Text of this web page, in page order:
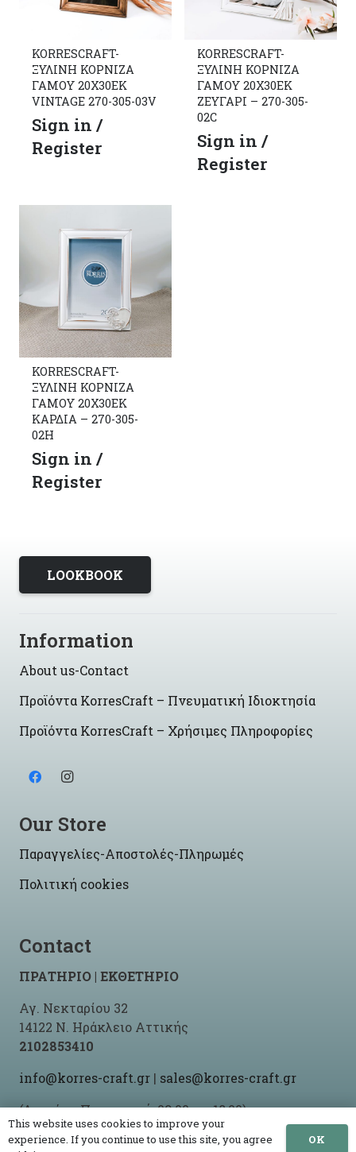
KORRESCRAFT-
ΞΥΛΙΝΗ ΚΟΡΝΙΖΑ
ΓΑΜΟΥ 20Χ30ΕΚ
VINTAGE 270-305-03V
Sign in /
Register
KORRESCRAFT-
ΞΥΛΙΝΗ ΚΟΡΝΙΖΑ
ΓΑΜΟΥ 20Χ30ΕΚ
ΖΕΥΓΑΡΙ – 270-305-
02C
Sign in /
Register
KORRESCRAFT-
ΞΥΛΙΝΗ ΚΟΡΝΙΖΑ
ΓΑΜΟΥ 20Χ30ΕΚ
ΚΑΡΔΙΑ – 270-305-
02H
Sign in /
Register
LOOKBOOK
Information
About us-Contact
Προϊόντα KorresCraft – Πνευματική Ιδιοκτησία
Προϊόντα KorresCraft – Χρήσιμες Πληροφορίες
Our Store
Παραγγελίες-Αποστολές-Πληρωμές
Πολιτική cookies
Contact
ΠΡΑΤΗΡΙΟ | ΕΚΘΕΤΗΡΙΟ
Αγ. Νεκταρίου 32
14122 Ν. Ηράκλειο Αττικής
2102853410
info@korres-craft.gr | sales@korres-craft.gr
(Δευτέρα-Παρασκευή: 09:00 ως 18:00)
This website uses cookies to improve your
experience. If you continue to use this site, you agree
OK